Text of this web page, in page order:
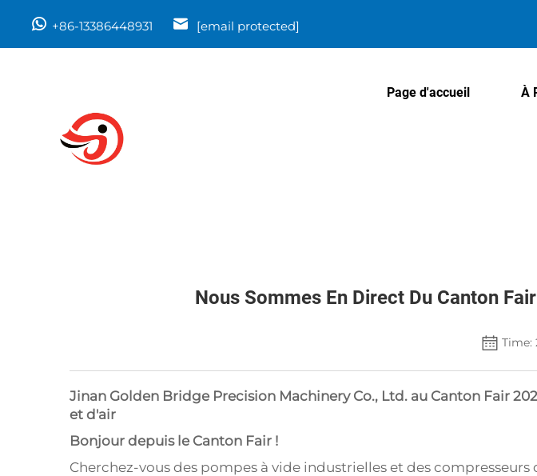
+86-13386448931 [email protected]
Page d'accueil À
Nous Sommes En Direct Du Canton
Time:
Jinan Golden Bridge Precision Machinery Co., Ltd. au Canton Fair
et d'air
Bonjour depuis le Canton Fair !
Cherchez-vous des pompes à vide industrielles et des